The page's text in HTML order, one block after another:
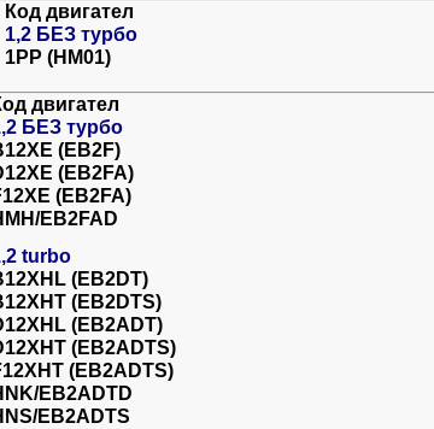
Код двигател
1,2 БЕЗ турбо
1PP (HM01)
двигател
БЕЗ турбо
(EB2F)
(EB2FA)
(EB2FA)
EB2FAD
turbo
(EB2DT)
(EB2DTS)
(EB2ADT)
(EB2ADTS)
(EB2ADTS)
EB2ADTD
EB2ADTS